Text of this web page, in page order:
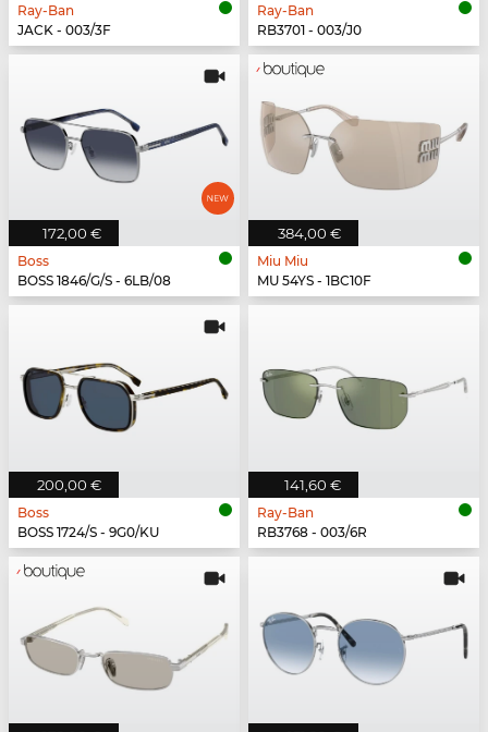
Ray-Ban
JACK - 003/3F
Ray-Ban
RB3701 - 003/J0
172,00 €
Boss
BOSS 1846/G/S - 6LB/08
384,00 €
Miu Miu
MU 54YS - 1BC10F
200,00 €
Boss
BOSS 1724/S - 9G0/KU
141,60 €
Ray-Ban
RB3768 - 003/6R